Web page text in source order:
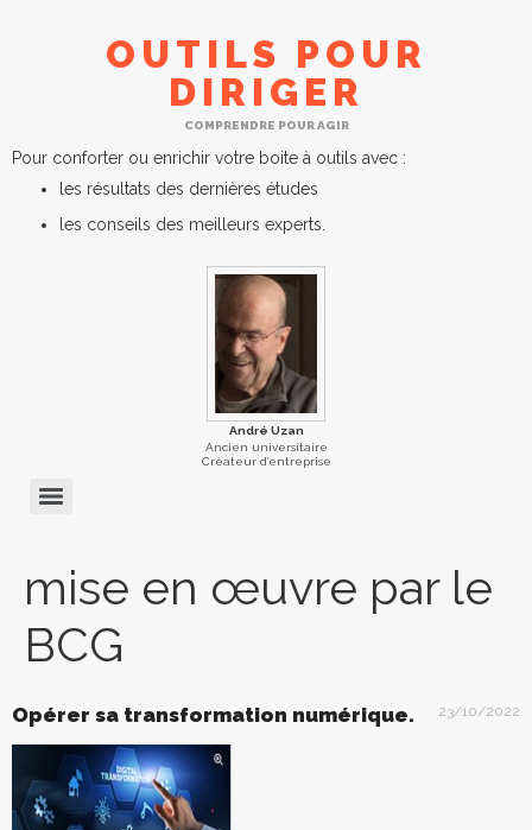
OUTILS POUR
DIRIGER
COMPRENDRE POUR AGIR
Pour conforter ou enrichir votre boite à outils avec :
les résultats des dernières études
les conseils des meilleurs experts.
André Uzan
Ancien universitaire
Créateur d’entreprise
mise en œuvre par le
BCG
Opérer sa transformation numérique. 23/10/2022